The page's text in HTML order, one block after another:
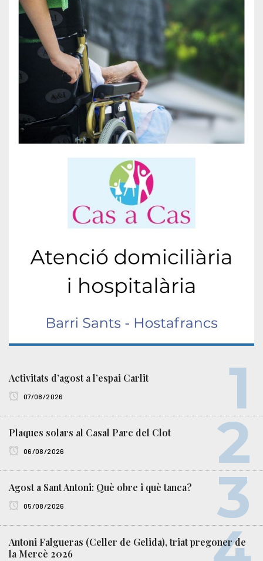
Activitats d’agost a l’espai Carlit
07/08/2026
Plaques solars al Casal Parc del Clot
06/08/2026
Agost a Sant Antoni: Què obre i què tanca?
05/08/2026
Antoni Falgueras (Celler de Gelida), triat pregoner de
la Mercè 2026